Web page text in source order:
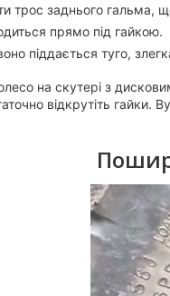
трос заднього
прямо під гайкою.
піддається туго,
на скутері з
відкрутіть